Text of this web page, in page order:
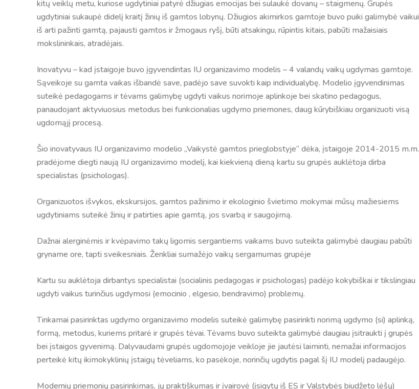
kitų veiklų metu, kuriose ugdytiniai patyrė džiugias emocijas bei sulaukė dovanų – staigmenų. Grupės
ugdytiniai sukaupė didelį kraitį žinių iš gamtos lobynų. Džiugios akimirkos gamtoje buvo puiki galimybė vaikui
iš arti pažinti gamtą, pajausti gamtos ir žmogaus ryšį, būti atsakingu, rūpintis kitais, pabūti mažaisiais
mokslininkais, atradėjais.
Inovatyvu – kad įstaigoje buvo įgyvendintas IU organizavimo modelis – 4 valandų vaikų ugdymas gamtoje.
Sąveikoje su gamta vaikas išbandė save, padėjo save suvokti kaip individualybę. Modelio įgyvendinimas
suteikė pedagogams ir tėvams galimybę ugdyti vaikus norimoje aplinkoje bei skatino pedagogus,
panaudojant aktyviuosius metodus bei funkcionalias ugdymo priemones, daug kūrybiškiau organizuoti visą
ugdomąjį procesą.
Šio inovatyvaus IU organizavimo modelio „Vaikystė gamtos prieglobstyje“ dėka, įstaigoje 2014-2015 m.m.
pradėjome diegti naują IU organizavimo modelį, kai kiekvieną dieną kartu su grupės auklėtoja dirba
specialistas (psichologas).
Organizuotos išvykos, ekskursijos, gamtos pažinimo ir ekologinio švietimo mokymai mūsų mažiesiems
ugdytiniams suteikė žinių ir patirties apie gamtą, jos svarbą ir saugojimą.
Dažnai alerginėmis ir kvėpavimo takų ligomis sergantiems vaikams buvo suteikta galimybė daugiau pabūti
gryname ore, tapti sveikesniais. Ženkliai sumažėjo vaikų sergamumas grupėje
Kartu su auklėtoja dirbantys specialistai (socialinis pedagogas ir psichologas) padėjo kokybiškai ir tikslingiau
ugdyti vaikus turinčius ugdymosi (emocinio , elgesio, bendravimo) problemų.
Tinkamai pasirinktas ugdymo organizavimo modelis suteikė galimybę pasirinkti norimą ugdymo (si) aplinką,
formą, metodus, kuriems pritarė ir grupės tėvai. Tėvams buvo suteikta galimybė daugiau įsitraukti į grupės
bei įstaigos gyvenimą. Dalyvaudami grupės ugdomojoje veikloje jie jautėsi laiminti, nemažai informacijos
perteikė kitų ikimokyklinių įstaigų tėveliams, ko pasėkoje, norinčių ugdytis pagal šį IU modelį padaugėjo.
Modernių priemonių pasirinkimas, jų praktiškumas ir įvairovė (įsigytų iš ES ir Valstybės biudžeto lėšų)